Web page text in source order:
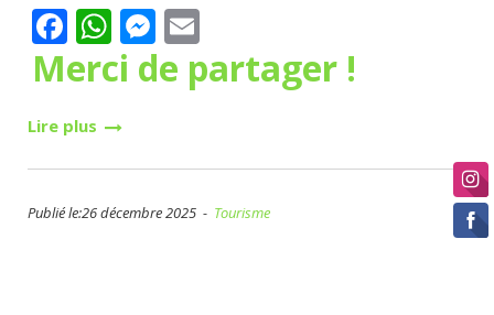
Facebook
WhatsApp
Messenger
Merci de partager !
Lire plus
Publié le:26 décembre 2025 - Tourisme